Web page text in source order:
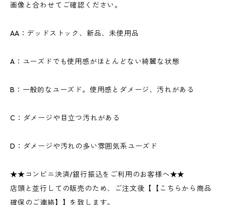
画像と合わせてご確認ください。
AA：デッドストック、新品、未使用品
A：ユーズドでも使用感がほとんどない綺麗な状態
B：一般的なユーズド。使用感とダメージ、汚れがある
C：ダメージや目立つ汚れがある
D：ダメージや汚れの多い雰囲気系ユーズド
★★コンビニ決済/銀行振込をご利用のお客様へ★★
店頭と並行しての販売のため、ご注文後【【こちらから商品
確保のご連絡】】を致します。